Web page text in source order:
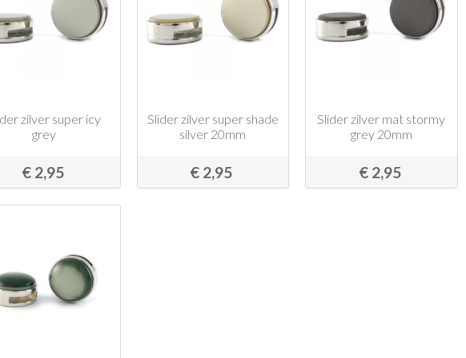
zilver super icy
grey
€ 2,95
Slider zilver super shade
silver 20mm
€ 2,95
Slider zilver mat stormy
grey 20mm
€ 2,95